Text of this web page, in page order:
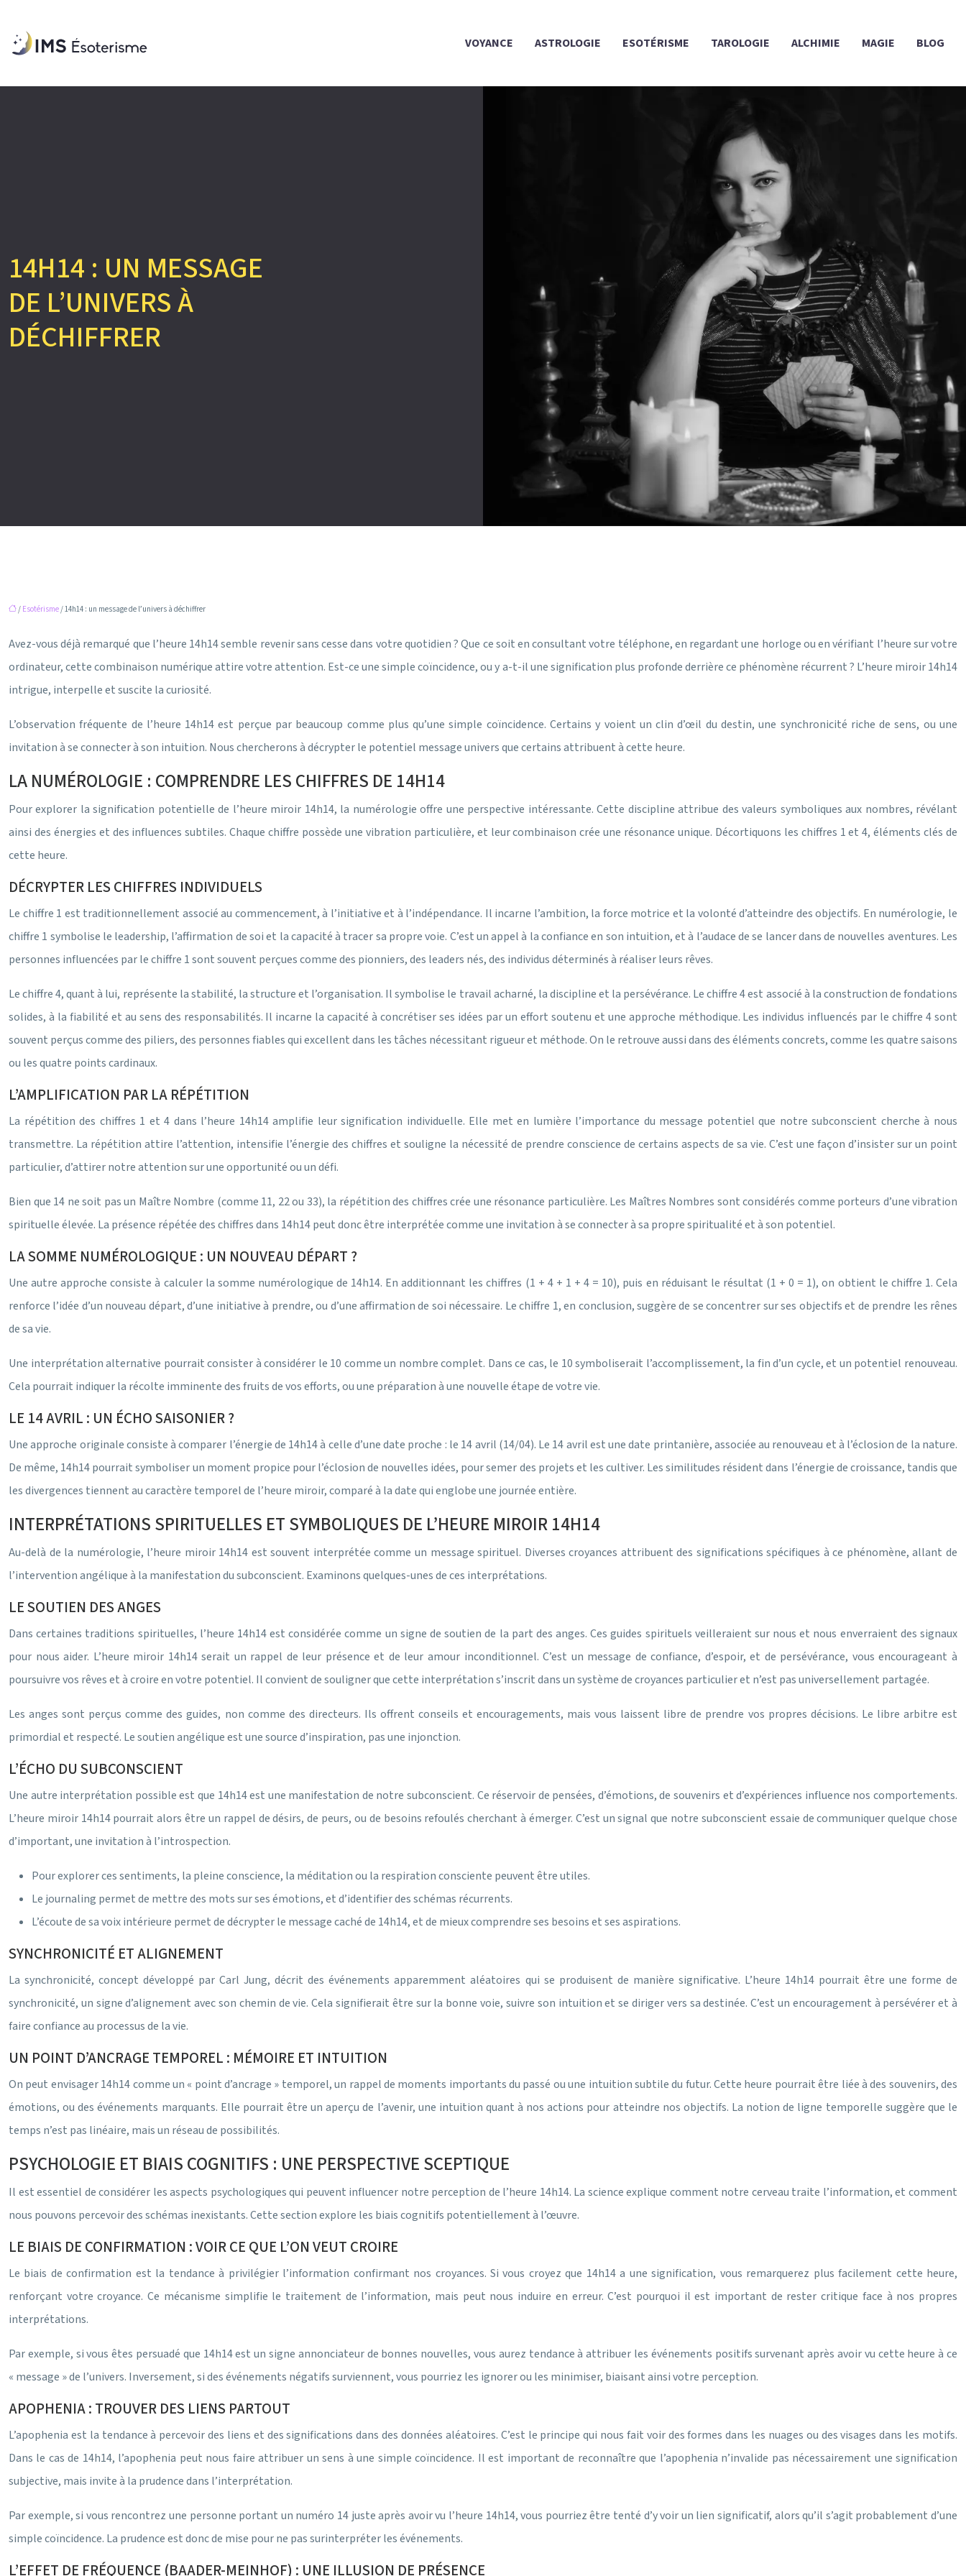
VOYANCE ASTROLOGIE ESOTÉRISME TAROLOGIE ALCHIMIE MAGIE BLOG
14H14 : UN MESSAGE
DE L’UNIVERS À
DÉCHIFFRER
/ Esotérisme/ 14h14 : un message de l’univers à déchiffrer
Avez-vous déjà remarqué que l’heure 14h14 semble revenir sans cesse dans votre quotidien ? Que ce soit en consultant votre téléphone, en regardant une horloge ou en vérifiant l’heure sur votre
ordinateur, cette combinaison numérique attire votre attention. Est-ce une simple coïncidence, ou y a-t-il une signification plus profonde derrière ce phénomène récurrent ? L’heure miroir 14h14
intrigue, interpelle et suscite la curiosité.
L’observation fréquente de l’heure 14h14 est perçue par beaucoup comme plus qu’une simple coïncidence. Certains y voient un clin d’œil du destin, une synchronicité riche de sens, ou une
invitation à se connecter à son intuition. Nous chercherons à décrypter le potentiel message univers que certains attribuent à cette heure.
LA NUMÉROLOGIE : COMPRENDRE LES CHIFFRES DE 14H14
Pour explorer la signification potentielle de l’heure miroir 14h14, la numérologie offre une perspective intéressante. Cette discipline attribue des valeurs symboliques aux nombres, révélant
ainsi des énergies et des influences subtiles. Chaque chiffre possède une vibration particulière, et leur combinaison crée une résonance unique. Décortiquons les chiffres 1 et 4, éléments clés de
cette heure.
DÉCRYPTER LES CHIFFRES INDIVIDUELS
Le chiffre 1 est traditionnellement associé au commencement, à l’initiative et à l’indépendance. Il incarne l’ambition, la force motrice et la volonté d’atteindre des objectifs. En numérologie, le
chiffre 1 symbolise le leadership, l’affirmation de soi et la capacité à tracer sa propre voie. C’est un appel à la confiance en son intuition, et à l’audace de se lancer dans de nouvelles aventures. Les
personnes influencées par le chiffre 1 sont souvent perçues comme des pionniers, des leaders nés, des individus déterminés à réaliser leurs rêves.
Le chiffre 4, quant à lui, représente la stabilité, la structure et l’organisation. Il symbolise le travail acharné, la discipline et la persévérance. Le chiffre 4 est associé à la construction de fondations
solides, à la fiabilité et au sens des responsabilités. Il incarne la capacité à concrétiser ses idées par un effort soutenu et une approche méthodique. Les individus influencés par le chiffre 4 sont
souvent perçus comme des piliers, des personnes fiables qui excellent dans les tâches nécessitant rigueur et méthode. On le retrouve aussi dans des éléments concrets, comme les quatre saisons
ou les quatre points cardinaux.
L’AMPLIFICATION PAR LA RÉPÉTITION
La répétition des chiffres 1 et 4 dans l’heure 14h14 amplifie leur signification individuelle. Elle met en lumière l’importance du message potentiel que notre subconscient cherche à nous
transmettre. La répétition attire l’attention, intensifie l’énergie des chiffres et souligne la nécessité de prendre conscience de certains aspects de sa vie. C’est une façon d’insister sur un point
particulier, d’attirer notre attention sur une opportunité ou un défi.
Bien que 14 ne soit pas un Maître Nombre (comme 11, 22 ou 33), la répétition des chiffres crée une résonance particulière. Les Maîtres Nombres sont considérés comme porteurs d’une vibration
spirituelle élevée. La présence répétée des chiffres dans 14h14 peut donc être interprétée comme une invitation à se connecter à sa propre spiritualité et à son potentiel.
LA SOMME NUMÉROLOGIQUE : UN NOUVEAU DÉPART ?
Une autre approche consiste à calculer la somme numérologique de 14h14. En additionnant les chiffres (1 + 4 + 1 + 4 = 10), puis en réduisant le résultat (1 + 0 = 1), on obtient le chiffre 1. Cela
renforce l’idée d’un nouveau départ, d’une initiative à prendre, ou d’une affirmation de soi nécessaire. Le chiffre 1, en conclusion, suggère de se concentrer sur ses objectifs et de prendre les rênes
de sa vie.
Une interprétation alternative pourrait consister à considérer le 10 comme un nombre complet. Dans ce cas, le 10 symboliserait l’accomplissement, la fin d’un cycle, et un potentiel renouveau.
Cela pourrait indiquer la récolte imminente des fruits de vos efforts, ou une préparation à une nouvelle étape de votre vie.
LE 14 AVRIL : UN ÉCHO SAISONIER ?
Une approche originale consiste à comparer l’énergie de 14h14 à celle d’une date proche : le 14 avril (14/04). Le 14 avril est une date printanière, associée au renouveau et à l’éclosion de la nature.
De même, 14h14 pourrait symboliser un moment propice pour l’éclosion de nouvelles idées, pour semer des projets et les cultiver. Les similitudes résident dans l’énergie de croissance, tandis que
les divergences tiennent au caractère temporel de l’heure miroir, comparé à la date qui englobe une journée entière.
INTERPRÉTATIONS SPIRITUELLES ET SYMBOLIQUES DE L’HEURE MIROIR 14H14
Au-delà de la numérologie, l’heure miroir 14h14 est souvent interprétée comme un message spirituel. Diverses croyances attribuent des significations spécifiques à ce phénomène, allant de
l’intervention angélique à la manifestation du subconscient. Examinons quelques-unes de ces interprétations.
LE SOUTIEN DES ANGES
Dans certaines traditions spirituelles, l’heure 14h14 est considérée comme un signe de soutien de la part des anges. Ces guides spirituels veilleraient sur nous et nous enverraient des signaux
pour nous aider. L’heure miroir 14h14 serait un rappel de leur présence et de leur amour inconditionnel. C’est un message de confiance, d’espoir, et de persévérance, vous encourageant à
poursuivre vos rêves et à croire en votre potentiel. Il convient de souligner que cette interprétation s’inscrit dans un système de croyances particulier et n’est pas universellement partagée.
Les anges sont perçus comme des guides, non comme des directeurs. Ils offrent conseils et encouragements, mais vous laissent libre de prendre vos propres décisions. Le libre arbitre est
primordial et respecté. Le soutien angélique est une source d’inspiration, pas une injonction.
L’ÉCHO DU SUBCONSCIENT
Une autre interprétation possible est que 14h14 est une manifestation de notre subconscient. Ce réservoir de pensées, d’émotions, de souvenirs et d’expériences influence nos comportements.
L’heure miroir 14h14 pourrait alors être un rappel de désirs, de peurs, ou de besoins refoulés cherchant à émerger. C’est un signal que notre subconscient essaie de communiquer quelque chose
d’important, une invitation à l’introspection.
Pour explorer ces sentiments, la pleine conscience, la méditation ou la respiration consciente peuvent être utiles.
Le journaling permet de mettre des mots sur ses émotions, et d’identifier des schémas récurrents.
L’écoute de sa voix intérieure permet de décrypter le message caché de 14h14, et de mieux comprendre ses besoins et ses aspirations.
SYNCHRONICITÉ ET ALIGNEMENT
La synchronicité, concept développé par Carl Jung, décrit des événements apparemment aléatoires qui se produisent de manière significative. L’heure 14h14 pourrait être une forme de
synchronicité, un signe d’alignement avec son chemin de vie. Cela signifierait être sur la bonne voie, suivre son intuition et se diriger vers sa destinée. C’est un encouragement à persévérer et à
faire confiance au processus de la vie.
UN POINT D’ANCRAGE TEMPOREL : MÉMOIRE ET INTUITION
On peut envisager 14h14 comme un « point d’ancrage » temporel, un rappel de moments importants du passé ou une intuition subtile du futur. Cette heure pourrait être liée à des souvenirs, des
émotions, ou des événements marquants. Elle pourrait être un aperçu de l’avenir, une intuition quant à nos actions pour atteindre nos objectifs. La notion de ligne temporelle suggère que le
temps n’est pas linéaire, mais un réseau de possibilités.
PSYCHOLOGIE ET BIAIS COGNITIFS : UNE PERSPECTIVE SCEPTIQUE
Il est essentiel de considérer les aspects psychologiques qui peuvent influencer notre perception de l’heure 14h14. La science explique comment notre cerveau traite l’information, et comment
nous pouvons percevoir des schémas inexistants. Cette section explore les biais cognitifs potentiellement à l’œuvre.
LE BIAIS DE CONFIRMATION : VOIR CE QUE L’ON VEUT CROIRE
Le biais de confirmation est la tendance à privilégier l’information confirmant nos croyances. Si vous croyez que 14h14 a une signification, vous remarquerez plus facilement cette heure,
renforçant votre croyance. Ce mécanisme simplifie le traitement de l’information, mais peut nous induire en erreur. C’est pourquoi il est important de rester critique face à nos propres
interprétations.
Par exemple, si vous êtes persuadé que 14h14 est un signe annonciateur de bonnes nouvelles, vous aurez tendance à attribuer les événements positifs survenant après avoir vu cette heure à ce
« message » de l’univers. Inversement, si des événements négatifs surviennent, vous pourriez les ignorer ou les minimiser, biaisant ainsi votre perception.
APOPHENIA : TROUVER DES LIENS PARTOUT
L’apophenia est la tendance à percevoir des liens et des significations dans des données aléatoires. C’est le principe qui nous fait voir des formes dans les nuages ou des visages dans les motifs.
Dans le cas de 14h14, l’apophenia peut nous faire attribuer un sens à une simple coïncidence. Il est important de reconnaître que l’apophenia n’invalide pas nécessairement une signification
subjective, mais invite à la prudence dans l’interprétation.
Par exemple, si vous rencontrez une personne portant un numéro 14 juste après avoir vu l’heure 14h14, vous pourriez être tenté d’y voir un lien significatif, alors qu’il s’agit probablement d’une
simple coïncidence. La prudence est donc de mise pour ne pas surinterpréter les événements.
L’EFFET DE FRÉQUENCE (BAADER-MEINHOF) : UNE ILLUSION DE PRÉSENCE